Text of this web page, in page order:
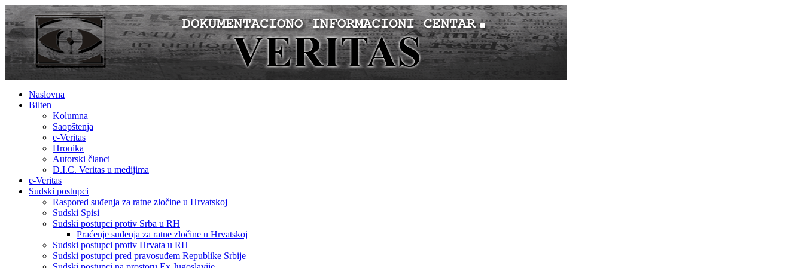
Naslovna
Bilten
Kolumna
Saopštenja
e-Veritas
Hronika
Autorski članci
D.I.C. Veritas u medijima
e-Veritas
Sudski postupci
Raspored suđenja za ratne zločine u Hrvatskoj
Sudski Spisi
Sudski postupci protiv Srba u RH
Praćenje suđenja za ratne zločine u Hrvatskoj
Sudski postupci protiv Hrvata u RH
Sudski postupci pred pravosuđem Republike Srbije